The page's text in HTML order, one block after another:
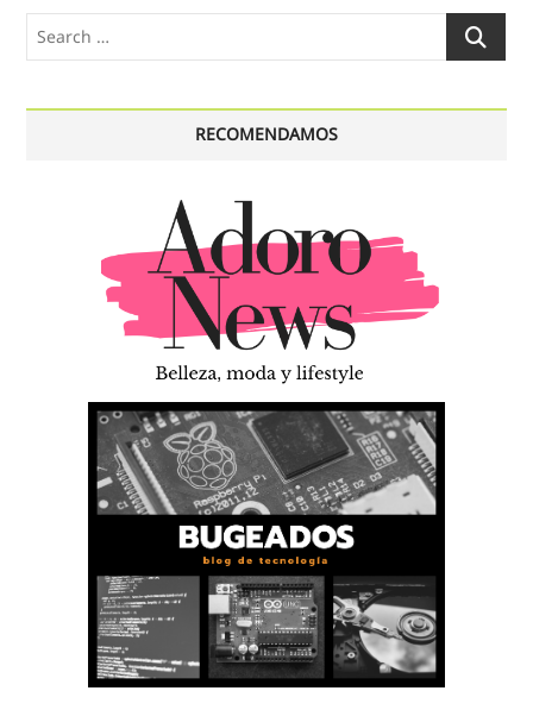
Search
…
RECOMENDAMOS